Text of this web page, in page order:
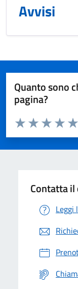
Avvisi
Quanto sono
pagina?
Valuta da 1 a 5 stelle
Valuta
Valuta 3
Valuta 2
Valuta 1 stelle su
Contatta
Leggi